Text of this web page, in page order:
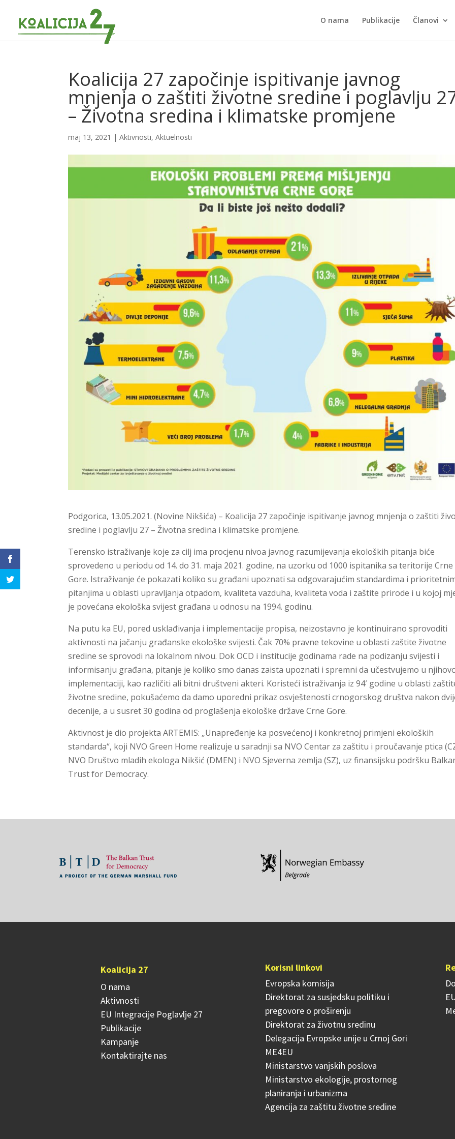
O nama Publikacije Članovi
Koalicija 27 započinje ispitivanje javnog
mnjenja o zaštiti životne sredine i poglavlju
– Životna sredina i klimatske promjene
maj 13, 2021 |Aktivnosti,Aktuelnosti
Podgorica, 13.05.2021. (Novine Nikšića) – Koalicija 27 započinje ispitivanje javnog mnjenja o zaštiti
sredine i poglavlju 27 – Životna sredina i klimatske promjene.
Terensko istraživanje koje za cilj ima procjenu nivoa javnog razumijevanja ekoloških pitanja biće
sprovedeno u periodu od 14. do 31. maja 2021. godine, na uzorku od 1000 ispitanika sa teritorije Crne
Gore. Istraživanje će pokazati koliko su građani upoznati sa odgovarajućim standardima i
pitanjima u oblasti upravljanja otpadom, kvaliteta vazduha, kvaliteta voda i zaštite prirode i u kojoj
je povećana ekološka svijest građana u odnosu na 1994. godinu.
Na putu ka EU, pored usklađivanja i implementacije propisa, neizostavno je kontinuirano sprovoditi
aktivnosti na jačanju građanske ekološke svijesti. Čak 70% pravne tekovine u oblasti zaštite životne
sredine se sprovodi na lokalnom nivou. Dok OCD i institucije godinama rade na podizanju svijesti i
informisanju građana, pitanje je koliko smo danas zaista upoznati i spremni da učestvujemo u
implementaciji, kao različiti ali bitni društveni akteri. Koristeći istraživanja iz 94′ godine u oblasti
životne sredine, pokušaćemo da damo uporedni prikaz osvještenosti crnogorskog društva nakon
decenije, a u susret 30 godina od proglašenja ekološke države Crne Gore.
Aktivnost je dio projekta ARTEMIS: „Unapređenje ka posvećenoj i konkretnoj primjeni ekoloških
standarda“, koji NVO Green Home realizuje u saradnji sa NVO Centar za zaštitu i proučavanje ptica
NVO Društvo mladih ekologa Nikšić (DMEN) i NVO Sjeverna zemlja (SZ), uz finansijsku podršku
Trust for Democracy.
Koalicija 27
O nama
Aktivnosti
EU Integracije Poglavlje 27
Publikacije
Kampanje
Kontaktirajte nas
Korisni linkovi
Evropska komisija
Direktorat za susjedsku politiku i
pregovore o proširenju
Direktorat za životnu sredinu
Delegacija Evropske unije u Crnoj Gori
ME4EU
Ministarstvo vanjskih poslova
Ministarstvo ekologije, prostornog
planiranja i urbanizma
Agencija za zaštitu životne sredine